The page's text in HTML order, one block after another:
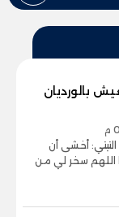
بالورديان
أخشى أن
اللهم سخر لي من